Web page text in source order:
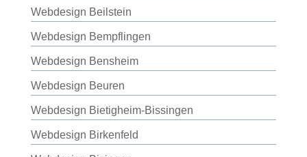
Webdesign Beilstein
Webdesign Bempflingen
Webdesign Bensheim
Webdesign Beuren
Webdesign Bietigheim-Bissingen
Webdesign Birkenfeld